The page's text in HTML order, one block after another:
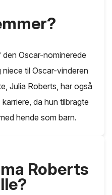
Oscar-nominerede
niece til Oscar-vinderen
Julia Roberts, har også
da hun tilbragte
hende som barn.
Roberts